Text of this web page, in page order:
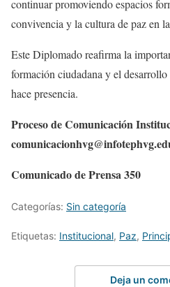
continuar promoviendo espacios
convivencia y la cultura de paz en
Este Diplomado reafirma la
formación ciudadana y el
hace presencia.
Proceso de Comunicación
Comunicado de Prensa 350
Categorías: Sin categoría
Etiquetas: Institucional, Paz,
Deja un